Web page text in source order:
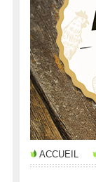
ACCUEIL